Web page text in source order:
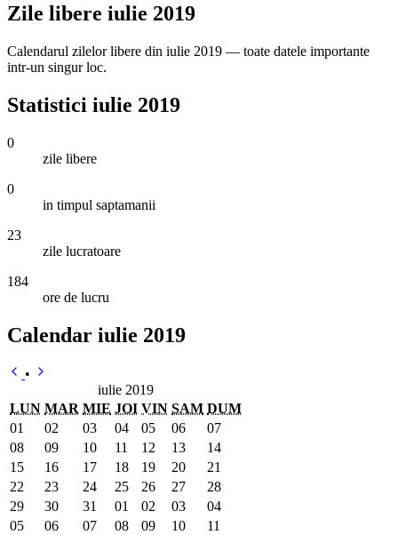
Zile libere iulie 2019
Calendarul zilelor libere din iulie 2019 — toate datele importante
intr-un singur loc.
Statistici iulie 2019
0
zile libere
0
in timpul saptamanii
23
zile lucratoare
184
ore de lucru
Calendar iulie 2019
•
iulie 2019
LUN MAR MIE JOI VIN SAM DUM
01
02 03 04 05 06
07
08
09 10 11 12 13
14
15
16 17 18 19 20
21
22
23 24 25 26 27
28
29
30 31 01 02 03
04
05
06 07 08 09 10
11